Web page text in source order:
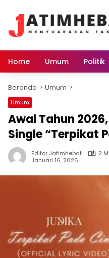
Home Umum Politik
Beranda Umum
Umum
Awal Tahun
Single “Terpikat
Editor Jatimhebat
2
Januari 16, 2026